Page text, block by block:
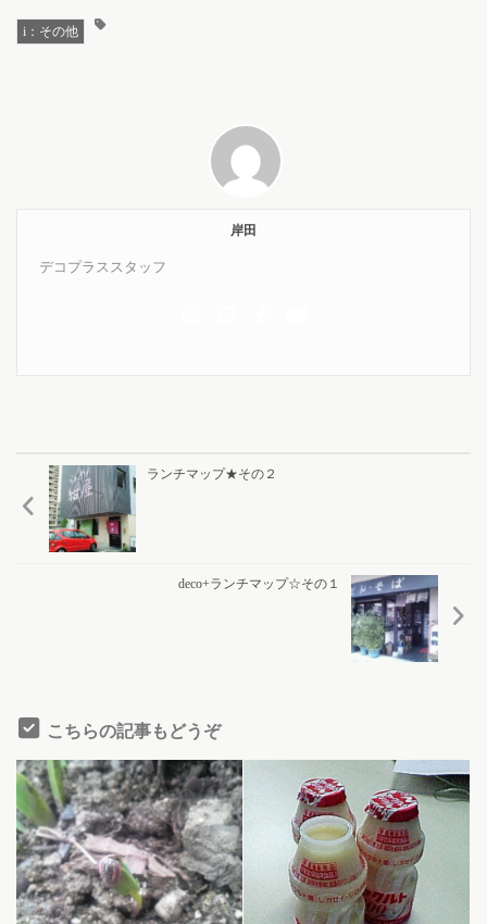
i：その他
岸田
デコプラススタッフ
ランチマップ★その２
deco+ランチマップ☆その１
こちらの記事もどうぞ